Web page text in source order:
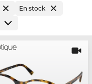
En stock